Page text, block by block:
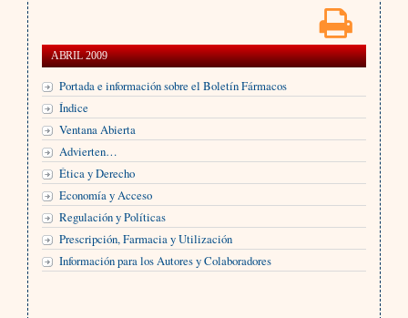
ABRIL 2009
Portada e información sobre el Boletín Fármacos
Índice
Ventana Abierta
Advierten…
Ética y Derecho
Economía y Acceso
Regulación y Políticas
Prescripción, Farmacia y Utilización
Información para los Autores y Colaboradores